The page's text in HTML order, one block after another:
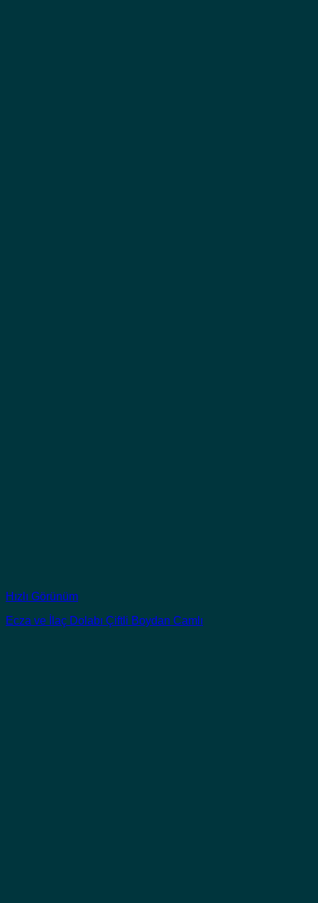
Hızlı Görünüm
Ecza ve İlaç Dolabı Çiftli Boydan Camlı